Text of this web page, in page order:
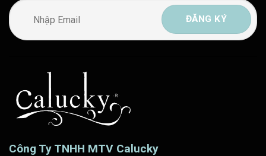
Công Ty TNHH MTV Calucky